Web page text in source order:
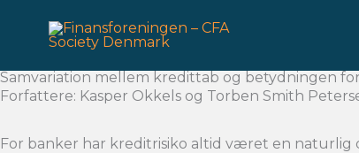
Samvariation mellem kredittab og betydningen
Forfattere: Kasper Okkels og Torben Smith
For banker har kreditrisiko altid været en naturlig